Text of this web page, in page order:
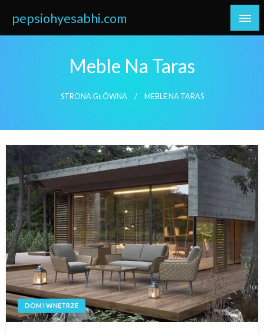
content
pepsiohyesabhi.com
Meble Na Taras
STRONA GŁÓWNA MEBLE NA TARAS
DOM I WNĘTRZE